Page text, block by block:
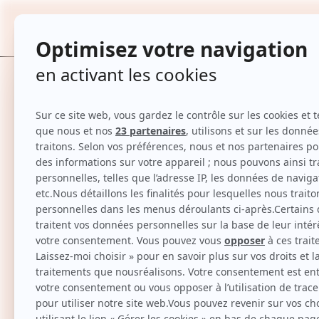
Masque hydratation intense - Cheveux épais &
Masque hydratation intense - Cheveux